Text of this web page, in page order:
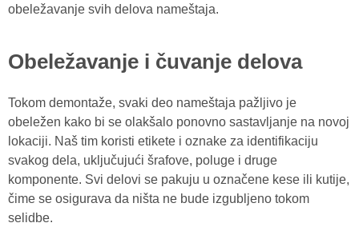
obeležavanje svih delova nameštaja.
Obeležavanje i čuvanje delova
Tokom demontaže, svaki deo nameštaja pažljivo je
obeležen kako bi se olakšalo ponovno sastavljanje na novoj
lokaciji. Naš tim koristi etikete i oznake za identifikaciju
svakog dela, uključujući šrafove, poluge i druge
komponente. Svi delovi se pakuju u označene kese ili kutije,
čime se osigurava da ništa ne bude izgubljeno tokom
selidbe.